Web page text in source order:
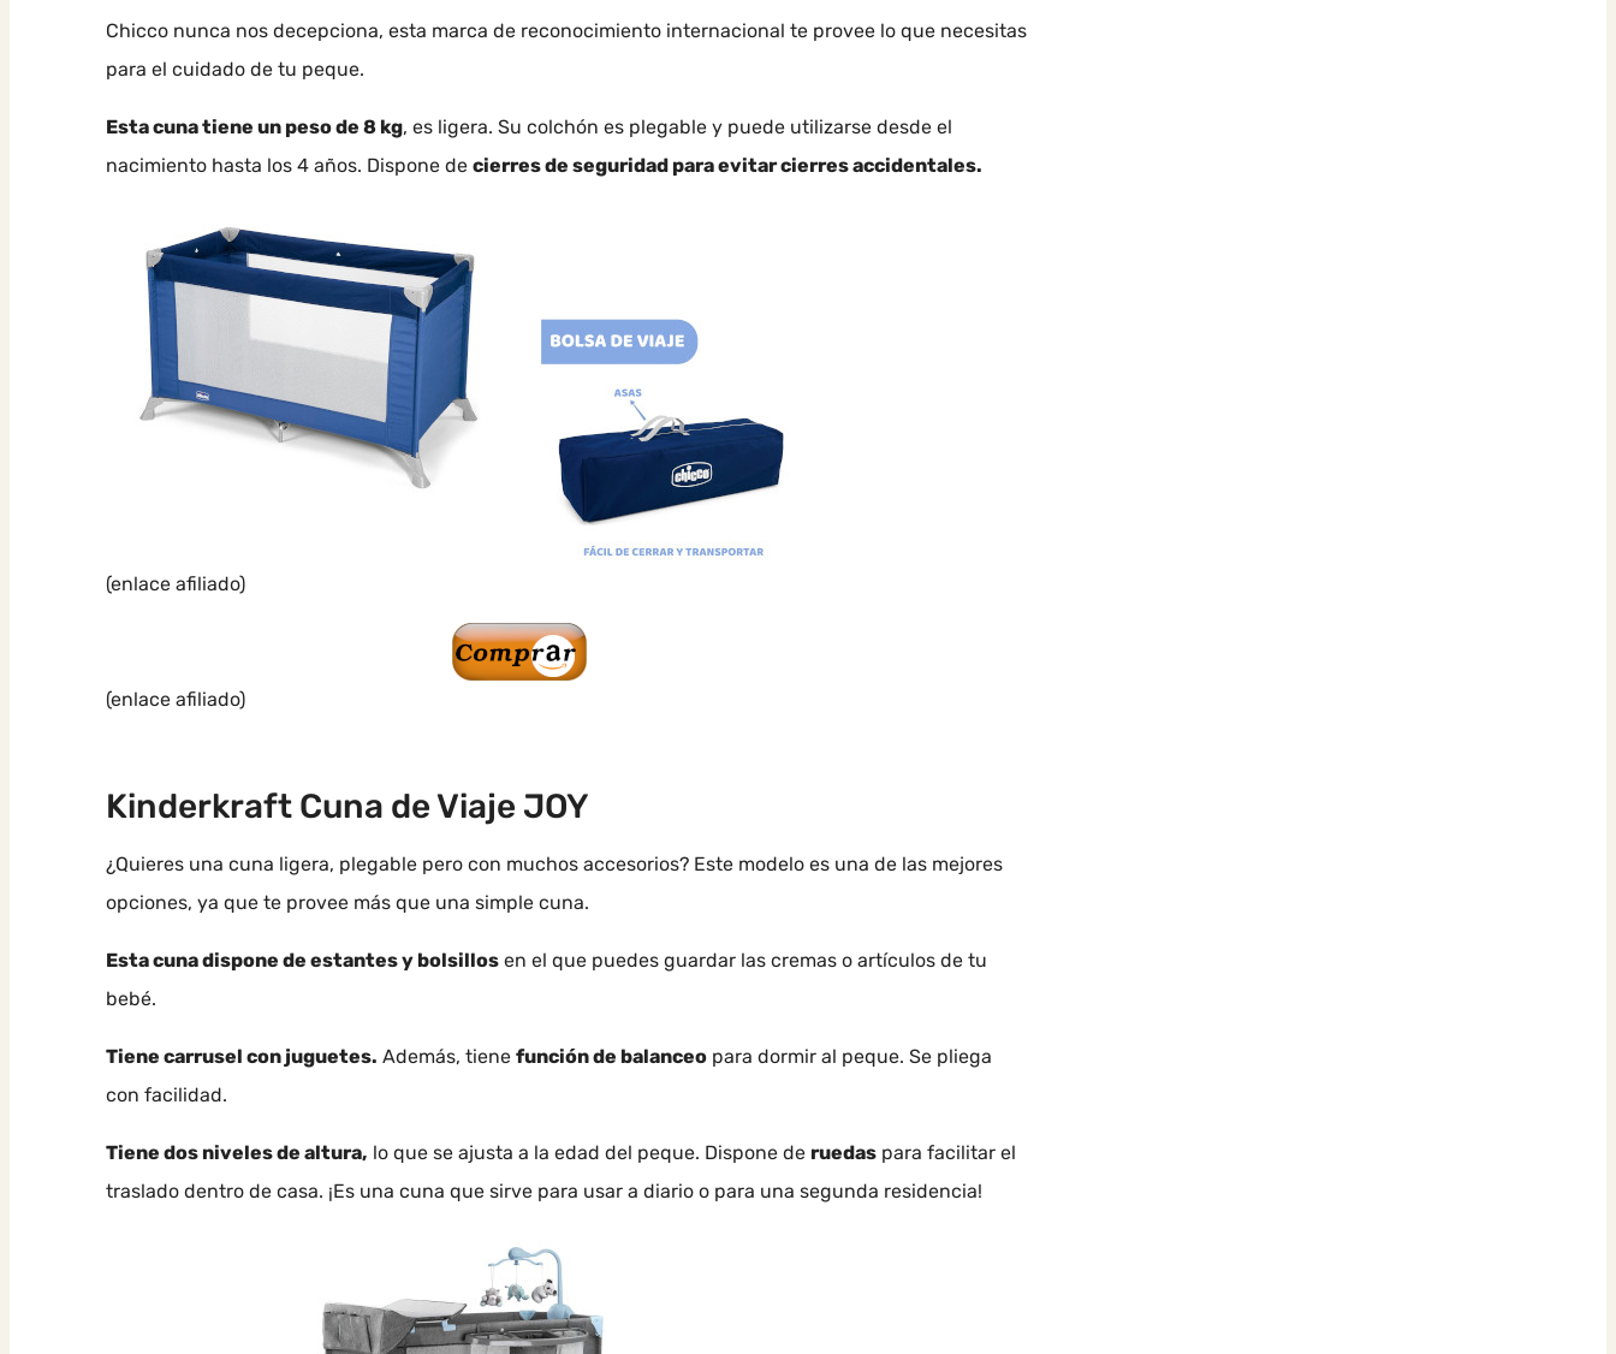
Chicco nunca nos decepciona, esta marca de reconocimiento internacional te provee lo que necesitas
para el cuidado de tu peque.
Esta cuna tiene un peso de 8 kg, es ligera. Su colchón es plegable y puede utilizarse desde el
nacimiento hasta los 4 años. Dispone de cierres de seguridad para evitar cierres accidentales.
(enlace afiliado)
(enlace afiliado)
Kinderkraft Cuna de Viaje JOY
¿Quieres una cuna ligera, plegable pero con muchos accesorios? Este modelo es una de las mejores
opciones, ya que te provee más que una simple cuna.
Esta cuna dispone de estantes y bolsillos en el que puedes guardar las cremas o artículos de tu
bebé.
Tiene carrusel con juguetes. Además, tiene función de balanceo para dormir al peque. Se pliega
con facilidad.
Tiene dos niveles de altura, lo que se ajusta a la edad del peque. Dispone de ruedas para facilitar el
traslado dentro de casa. ¡Es una cuna que sirve para usar a diario o para una segunda residencia!